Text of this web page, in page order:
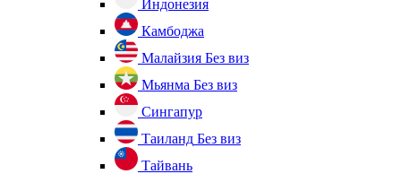
Индонезия
Камбоджа
Малайзия Без виз
Мьянма Без виз
Сингапур
Таиланд Без виз
Тайвань